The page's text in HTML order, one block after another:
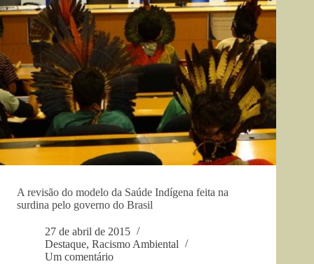
A revisão do modelo da Saúde Indígena feita na
surdina pelo governo do Brasil
27 de abril de 2015
Destaque, Racismo Ambiental
Um comentário